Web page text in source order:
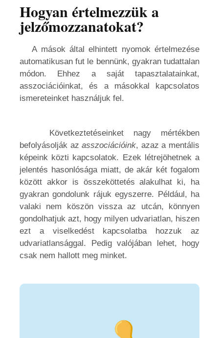
Hogyan értelmezzük a
jelzőmozzanatokat?
A mások által elhintett nyomok értelmezése
automatikusan fut le bennünk, gyakran tudattalan
módon. Ehhez a saját tapasztalatainkat,
asszociációinkat, és a másokkal kapcsolatos
ismereteinket használjuk fel.
Következtetéseinket nagy mértékben
befolyásolják azasszociációink, azaz a mentális
képeink közti kapcsolatok. Ezek létrejöhetnek a
jelentés hasonlósága miatt, de akár két fogalom
között akkor is összeköttetés alakulhat ki, ha
gyakran gondolunk rájuk egyszerre. Például, ha
valaki nem köszön vissza az utcán, könnyen
gondolhatjuk azt, hogy milyen udvariatlan, hiszen
ezt a viselkedést kapcsolatba hozzuk az
udvariatlansággal. Pedig valójában lehet, hogy
csak nem hallott meg minket.